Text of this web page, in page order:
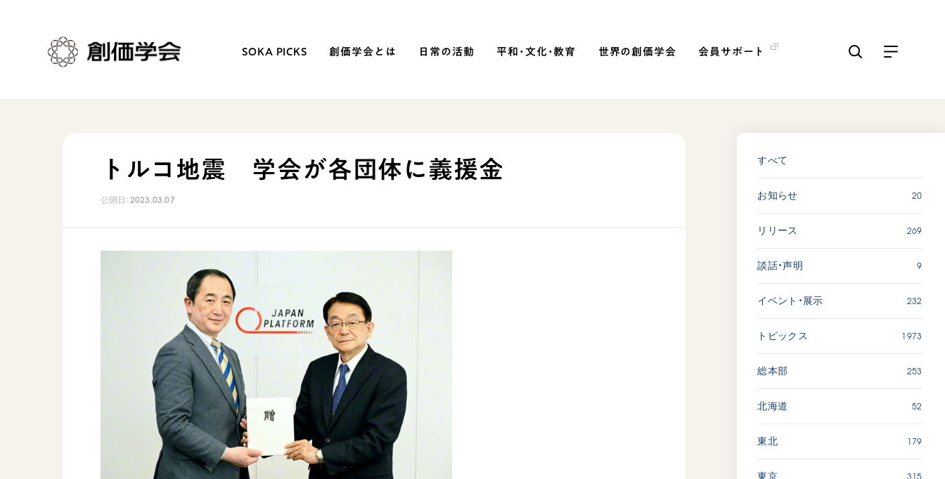
SOKA PICKS 創価学会とは 日常の活動 平和・文化・教育 世界の創価学会 会員サポート
自他共の幸福
初代会長・牧口常三郎先生
第2代会長・戸田城聖先生
第3代会長・池田大作先生
学会永遠の五指針
主な行事
年間の活動について
友人葬
彼岸
「平和の文化」を構築
教育本部の活動
図書贈呈
世界の創価学会 基本情報 ＜関連リンク＞
【被爆証言】「原爆の子」と
して生きた80年 広島県 早
志百…
2026.08.06
SDGs
動画
広島
「三つの花ことば」 関西吹
奏楽団
2026.07.31
文化 音楽
トルコ地震 学会が各団体に義援金
公開日：2023.03.07
すべて
お知らせ 20
リリース 269
談話・声明 9
イベント・展示 232
トピックス 1973
総本部 253
北海道 52
東北 179
東京 315